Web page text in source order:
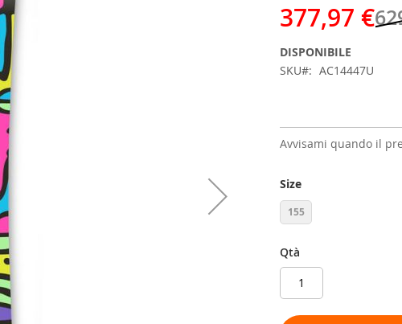
377,97 €
DISPONIBILE
SKU
AC14447U
Avvisami quando il
Size
155
Qtà